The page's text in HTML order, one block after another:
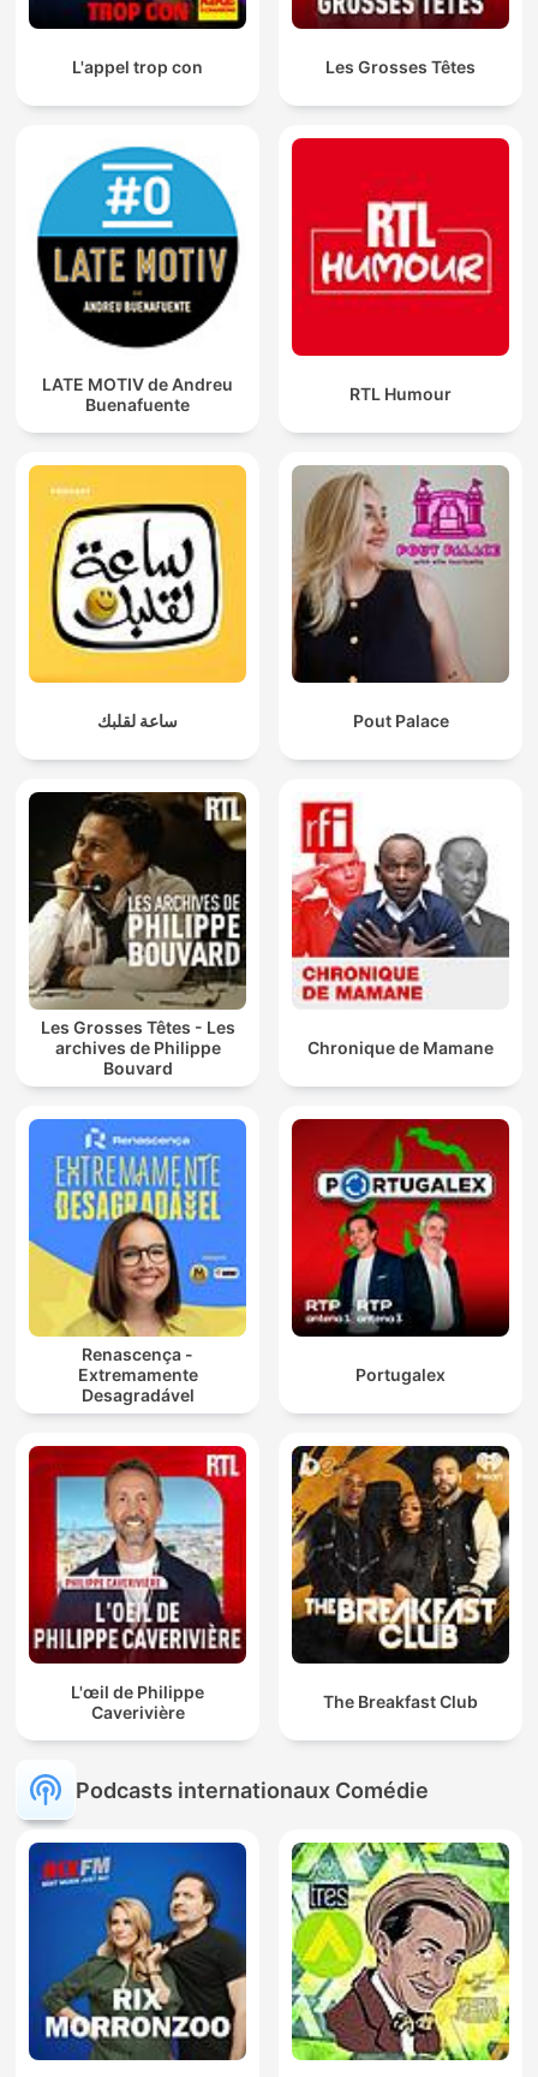
L'appel trop con Les Grosses Têtes
LATE MOTIV de Andreu
Buenafuente
RTL Humour
ساعة لقلبك Pout Palace
Les Grosses Têtes - Les
archives de Philippe
Bouvard
Chronique de Mamane
Renascença -
Extremamente
Desagradável
Portugalex
L'œil de Philippe
Caverivière
The Breakfast Club
Podcasts internationaux Comédie